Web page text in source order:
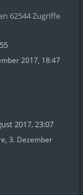
62544 Zugriffe
2017, 18:47
2017, 23:07
, 3. Dezember